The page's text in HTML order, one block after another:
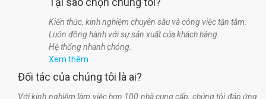
Kiến thức, kinh nghiệm chuyên sâu và công việc tận tâm.
Luôn đồng hành với sự sản xuất của khách hàng.
Hệ thống nhanh chóng.
Xem thêm
Đối tác của chúng tôi là ai?
Với kinh nghiệm làm việc hơn 100 nhà cung cấp, chúng tôi đáp ứng